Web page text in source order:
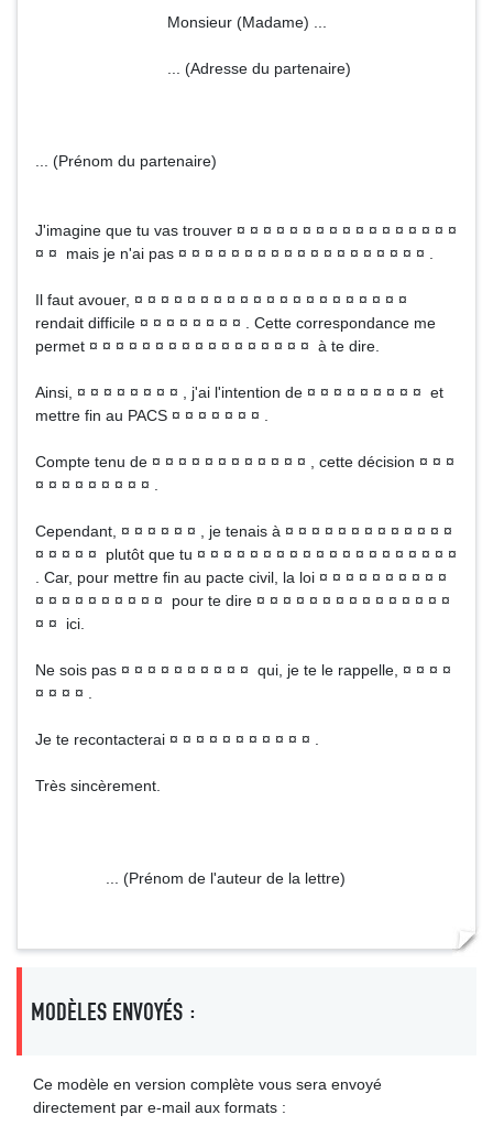
Monsieur (Madame) ...
... (Adresse du partenaire)
... (Prénom du partenaire)
J'imagine que tu vas trouver ¤ ¤ ¤ ¤ ¤ ¤ ¤ ¤ ¤ ¤ ¤ ¤ ¤ ¤ ¤ ¤ ¤
¤ ¤ mais je n'ai pas ¤ ¤ ¤ ¤ ¤ ¤ ¤ ¤ ¤ ¤ ¤ ¤ ¤ ¤ ¤ ¤ ¤ ¤ ¤ .
Il faut avouer, ¤ ¤ ¤ ¤ ¤ ¤ ¤ ¤ ¤ ¤ ¤ ¤ ¤ ¤ ¤ ¤ ¤ ¤ ¤ ¤ ¤
rendait difficile ¤ ¤ ¤ ¤ ¤ ¤ ¤ ¤ . Cette correspondance me
permet ¤ ¤ ¤ ¤ ¤ ¤ ¤ ¤ ¤ ¤ ¤ ¤ ¤ ¤ ¤ ¤ ¤ à te dire.
Ainsi, ¤ ¤ ¤ ¤ ¤ ¤ ¤ ¤ , j'ai l'intention de ¤ ¤ ¤ ¤ ¤ ¤ ¤ ¤ ¤ et
mettre fin au PACS ¤ ¤ ¤ ¤ ¤ ¤ ¤ .
Compte tenu de ¤ ¤ ¤ ¤ ¤ ¤ ¤ ¤ ¤ ¤ ¤ ¤ , cette décision ¤ ¤ ¤
¤ ¤ ¤ ¤ ¤ ¤ ¤ ¤ ¤ .
Cependant, ¤ ¤ ¤ ¤ ¤ ¤ , je tenais à ¤ ¤ ¤ ¤ ¤ ¤ ¤ ¤ ¤ ¤ ¤ ¤ ¤
¤ ¤ ¤ ¤ ¤ plutôt que tu ¤ ¤ ¤ ¤ ¤ ¤ ¤ ¤ ¤ ¤ ¤ ¤ ¤ ¤ ¤ ¤ ¤ ¤ ¤ ¤
. Car, pour mettre fin au pacte civil, la loi ¤ ¤ ¤ ¤ ¤ ¤ ¤ ¤ ¤ ¤
¤ ¤ ¤ ¤ ¤ ¤ ¤ ¤ ¤ ¤ pour te dire ¤ ¤ ¤ ¤ ¤ ¤ ¤ ¤ ¤ ¤ ¤ ¤ ¤ ¤ ¤
¤ ¤ ici.
Ne sois pas ¤ ¤ ¤ ¤ ¤ ¤ ¤ ¤ ¤ ¤ qui, je te le rappelle, ¤ ¤ ¤ ¤
¤ ¤ ¤ ¤ .
Je te recontacterai ¤ ¤ ¤ ¤ ¤ ¤ ¤ ¤ ¤ ¤ ¤ .
Très sincèrement.
... (Prénom de l'auteur de la lettre)
MODÈLES ENVOYÉS :
Ce modèle en version complète vous sera envoyé
directement par e-mail aux formats :